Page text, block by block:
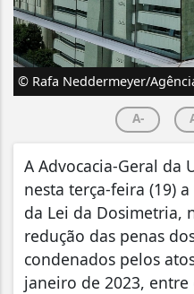
© Rafa Neddermeyer/
A-
A Advocacia-Geral da
nesta terça-feira (19)
da Lei da Dosimetria,
redução das penas
condenados pelos
janeiro de 2023, entre